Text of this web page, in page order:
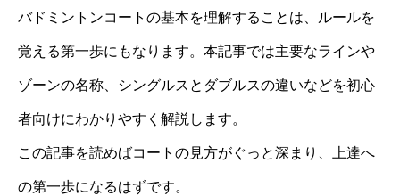
バドミントンコートの基本を理解することは、ルールを
覚える第一歩にもなります。本記事では主要なラインや
ゾーンの名称、シングルスとダブルスの違いなどを初心
者向けにわかりやすく解説します。
この記事を読めばコートの見方がぐっと深まり、上達へ
の第一歩になるはずです。